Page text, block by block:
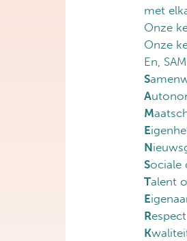
met
Onze
Onze
En,
S
A
M
E
N
Sociale
Talent
E
Respect
K